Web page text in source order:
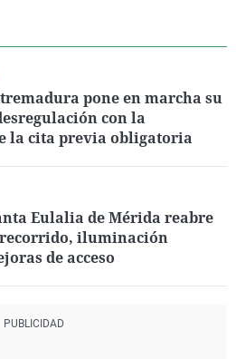
pone en marcha su
con la
la cita previa obligatoria
Eulalia de Mérida reabre
iluminación
de acceso